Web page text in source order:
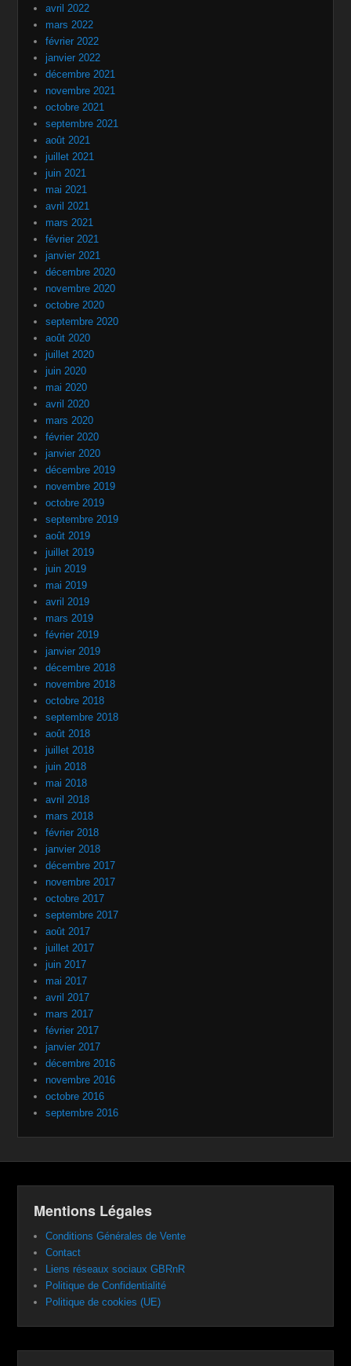
avril 2022
mars 2022
février 2022
janvier 2022
décembre 2021
novembre 2021
octobre 2021
septembre 2021
août 2021
juillet 2021
juin 2021
mai 2021
avril 2021
mars 2021
février 2021
janvier 2021
décembre 2020
novembre 2020
octobre 2020
septembre 2020
août 2020
juillet 2020
juin 2020
mai 2020
avril 2020
mars 2020
février 2020
janvier 2020
décembre 2019
novembre 2019
octobre 2019
septembre 2019
août 2019
juillet 2019
juin 2019
mai 2019
avril 2019
mars 2019
février 2019
janvier 2019
décembre 2018
novembre 2018
octobre 2018
septembre 2018
août 2018
juillet 2018
juin 2018
mai 2018
avril 2018
mars 2018
février 2018
janvier 2018
décembre 2017
novembre 2017
octobre 2017
septembre 2017
août 2017
juillet 2017
juin 2017
mai 2017
avril 2017
mars 2017
février 2017
janvier 2017
décembre 2016
novembre 2016
octobre 2016
septembre 2016
Mentions Légales
Conditions Générales de Vente
Contact
Liens réseaux sociaux GBRnR
Politique de Confidentialité
Politique de cookies (UE)